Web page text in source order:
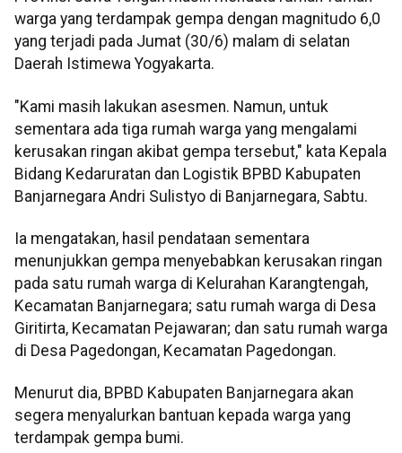
warga yang terdampak gempa dengan magnitudo 6,0
yang terjadi pada Jumat (30/6) malam di selatan
Daerah Istimewa Yogyakarta.
"Kami masih lakukan asesmen. Namun, untuk
sementara ada tiga rumah warga yang mengalami
kerusakan ringan akibat gempa tersebut," kata Kepala
Bidang Kedaruratan dan Logistik BPBD Kabupaten
Banjarnegara Andri Sulistyo di Banjarnegara, Sabtu.
Ia mengatakan, hasil pendataan sementara
menunjukkan gempa menyebabkan kerusakan ringan
pada satu rumah warga di Kelurahan Karangtengah,
Kecamatan Banjarnegara; satu rumah warga di Desa
Giritirta, Kecamatan Pejawaran; dan satu rumah warga
di Desa Pagedongan, Kecamatan Pagedongan.
Menurut dia, BPBD Kabupaten Banjarnegara akan
segera menyalurkan bantuan kepada warga yang
terdampak gempa bumi.